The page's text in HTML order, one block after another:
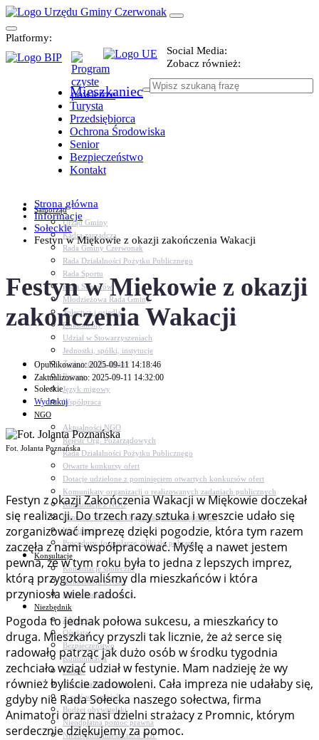
Platformy:
Social Media:
Zobacz również:
Mieszkaniec
Turysta
Przedsiębiorca
Ochrona Środowiska
Senior
Bezpieczeństwo
Kontakt
Samorząd
Urząd Gminy
Kadra zarządcza
Rada Gminy Czerwonak
Rada Działalności Pożytku Publicznego
Rada Sportu
Rada Seniorów
Młodzieżowa Rada Gminy
Sołectwa i osiedla
Dokumenty
Udział w Stowarzyszeniach
Jednostki, spółki, instytucje
Zasłużeni dla gminy
Petycje
Język migowy
Współpraca
NGO
Aktualności NGO
Rejestr Org. Pozarządowych
Rada Działalności Pożytku Publicznego
Otwarte konkursy ofert
Dotacje udzielone z pominięciem otwartych konkursów ofert
Komunikaty organizacji o realizowanych zadaniach publicznych
Konsultacje z NGO
Centrum Wsparcia Organizacji Pozarządowych
Wolontariat
Procedury, formularze, pliki do pobrania
Konsultacje
Konsultacje społeczne
Konsultacje z NGO
Konsultacje dot. dróg
Niezbędnik
Zdrowie
Oświata
Bezpieczeństwo
Komunikacja
Parafie
Zarządzanie kryzysowe
C.ześć w gminie!
Budżet obywatelski
Nieodpłatna pomoc prawna
Niezbędnik mieszkańca PDF
Strona główna
Informacje
Sołeckie
Festyn w Miękowie z okazji zakończenia Wakacji
Festyn w Miękowie z okazji
zakończenia Wakacji
Opublikowano: 2025-09-11 14:18:46
Zaktualizowano: 2025-09-11 14:32:00
Sołeckie
Wydrukuj
Fot. Jolanta Poznańska
Festyn z okazji Zakończenia Wakacji w Miękowie doczekał
się realizacji. Do trzech razy sztuka i wreszcie udało się
zorganizować imprezę dzięki pogodzie, która tym razem
zaczęła z nami współpracować. Myślę a nawet jestem
pewna, że w tym roku była to jedna z lepszych imprez,
którą przygotowaliśmy dla mieszkańców i która
przyniosła wiele radości.
Pogoda to jednak połowa sukcesu, a mieszkańcy to
druga. Mieszkańcy przyszli tak licznie, że aż serce się
radowało patrząc jak dużo osób w środku tygodnia
zechciało wziąć udział w festynie. Mam nadzieję że wy
również byliście zadowoleni. Cała impreza nie udałaby się,
gdyby nie Rada Sołecka naszego sołectwa, firma
Animatori oraz nasi dzielni strażacy z Promnic, którym
serdecznie dziękujemy za pomoc.